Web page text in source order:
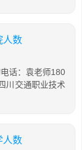
人数
话：袁老师180
川交通职业技术
人数